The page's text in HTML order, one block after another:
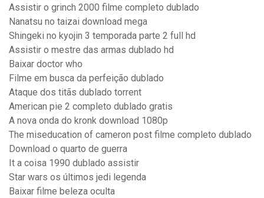
Assistir o grinch 2000 filme completo dublado
Nanatsu no taizai download mega
Shingeki no kyojin 3 temporada parte 2 full hd
Assistir o mestre das armas dublado hd
Baixar doctor who
Filme em busca da perfeição dublado
Ataque dos titãs dublado torrent
American pie 2 completo dublado gratis
A nova onda do kronk download 1080p
The miseducation of cameron post filme completo dublado
Download o quarto de guerra
It a coisa 1990 dublado assistir
Star wars os últimos jedi legenda
Baixar filme beleza oculta